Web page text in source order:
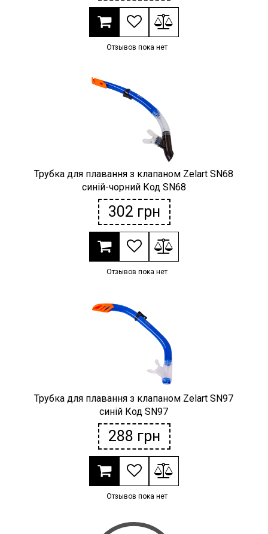
Отзывов пока нет
Трубка для плавання з клапаном Zelart SN68
синій-чорний Код SN68
302 грн
Отзывов пока нет
Трубка для плавання з клапаном Zelart SN97
синій Код SN97
288 грн
Отзывов пока нет